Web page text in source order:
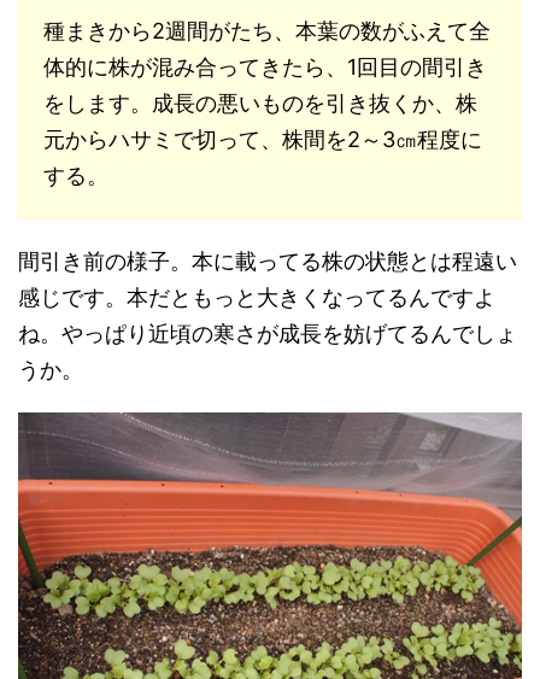
種まきから2週間がたち、本葉の数がふえて全
体的に株が混み合ってきたら、1回目の間引き
をします。成長の悪いものを引き抜くか、株
元からハサミで切って、株間を2～3㎝程度に
する。
間引き前の様子。本に載ってる株の状態とは程遠い
感じです。本だともっと大きくなってるんですよ
ね。やっぱり近頃の寒さが成長を妨げてるんでしょ
うか。